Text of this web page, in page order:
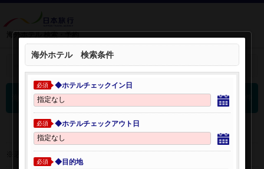
海外ホテル 検索・予約
検索条件を開く：
海外ホテル 検索結果
※表示金額はオンライン予約時の金額です。
海外ホテル 検索条件
必須 ◆ホテルチェックイン日
必須 ◆ホテルチェックアウト日
必須 ◆目的地